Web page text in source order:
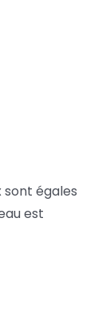
sont égales
est